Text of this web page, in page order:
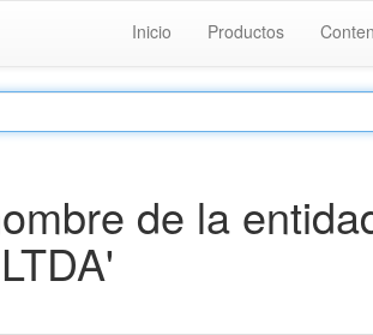
Inicio Productos
de la